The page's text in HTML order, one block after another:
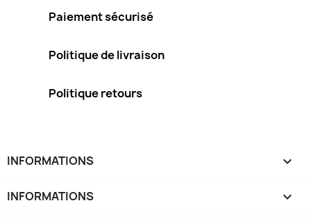
Paiement sécurisé
Politique de livraison
Politique retours
INFORMATIONS keyboard_arrow_down
INFORMATIONS 